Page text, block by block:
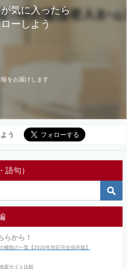
気に入ったら
ーしよう
をお届けします
う
語句）
らから！